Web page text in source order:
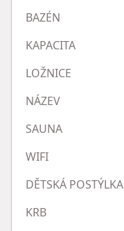
BAZÉN
KAPACITA
LOŽNICE
NÁZEV
SAUNA
WIFI
DĚTSKÁ POSTÝLKA
KRB